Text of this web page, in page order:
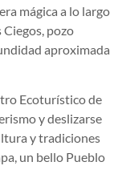
mágica a lo largo
Ciegos, pozo
aproximada
Ecoturístico de
y deslizarse
y tradiciones
un bello Pueblo